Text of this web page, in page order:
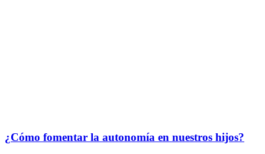
¿Cómo fomentar la autonomía en nuestros hijos?